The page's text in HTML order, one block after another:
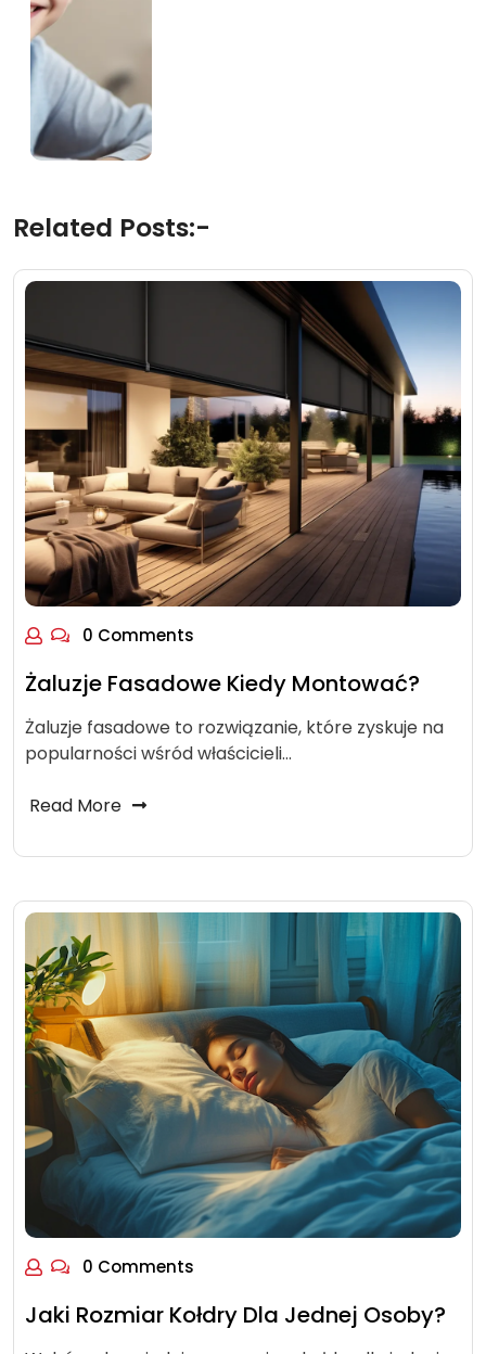
Related Posts:-
0 Comments
Żaluzje Fasadowe Kiedy Montować?
Żaluzje fasadowe to rozwiązanie, które zyskuje na
popularności wśród właścicieli…
Read More
0 Comments
Jaki Rozmiar Kołdry Dla Jednej Osoby?